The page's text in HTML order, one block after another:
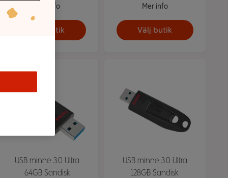
Mer info
Välj butik
Mer info
Välj butik
USB minne 3.0 Ultra
64GB Sandisk
USB minne 3.0 Ultra
128GB Sandisk